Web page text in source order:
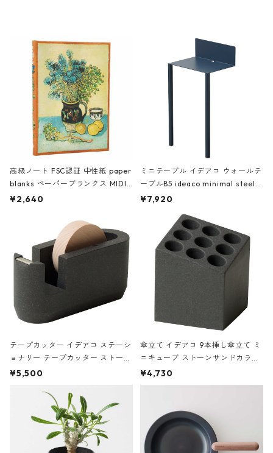
高級ノート FSC認証 中性紙 paper
blanks ペーパーブランクス MIDI
ハードカバー 罫線 ヴァン・ゴッホ
¥2,640
ミニテーブル イデアコ ウォールテ
ーブルB5 ideaco minimal steel f
urniture WALL Table B5 ネイビー
¥7,920
テープカッター イデアコ ステーシ
ョナリー テープカッター ストーン
サンドカラー 石調 ideaco Station
¥5,500
傘立て イデアコ 9本挿し傘立て ミ
ニキューブ ストーンサンドカラー
石調 ideaco Umbrella Stand CUB
E ストーンサンドブラック
¥4,730